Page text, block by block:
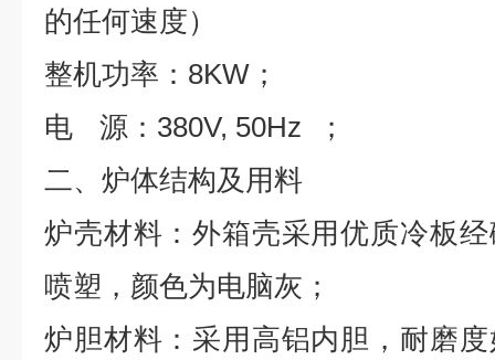
的任何速度）
整机功率： 8KW ；
电
源： 380V, 50Hz
；
二、炉体结构及用料
炉壳材料：外箱壳采用优质冷板
喷塑，颜色为电脑灰；
炉胆材料：采用高铝内胆，耐磨